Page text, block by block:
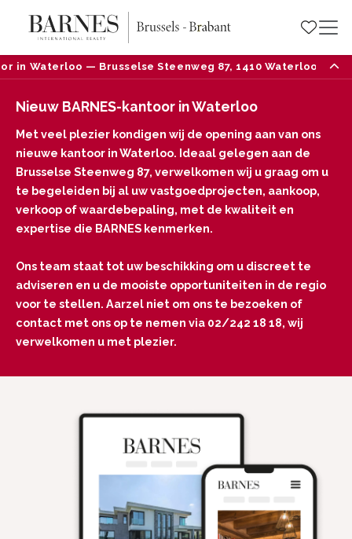
Waterloo — Brusselse Steenweg 87, 1410 Waterloo — Tel:
Nieuw BARNES-kantoor in Waterloo
Met veel plezier kondigen wij de opening aan van ons
nieuwe kantoor in Waterloo. Ideaal gelegen aan de
Brusselse Steenweg 87, verwelkomen wij u graag om u
te begeleiden bij al uw vastgoedprojecten, aankoop,
verkoop of waardebepaling, met de kwaliteit en
expertise die BARNES kenmerken.
Ons team staat tot uw beschikking om u discreet te
adviseren en u de mooiste opportuniteiten in de regio
voor te stellen. Aarzel niet om ons te bezoeken of
contact met ons op te nemen via 02/242 18 18, wij
verwelkomen u met plezier.